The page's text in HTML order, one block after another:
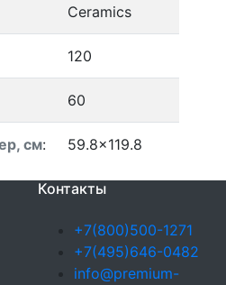
Ceramics
120
60
см: 59.8x119.8
Контакты
+7(800)500-1271
+7(495)646-0482
info@premium-